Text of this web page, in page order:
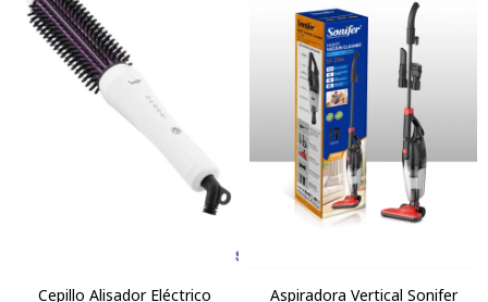
Cepillo Alisador Eléctrico
Aspiradora Vertical Sonifer